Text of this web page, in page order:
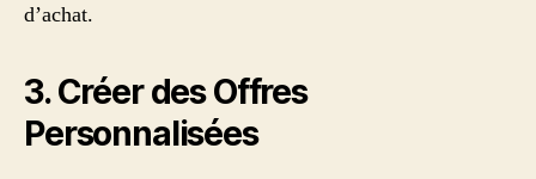
d’achat.
3. Créer des Offres
Personnalisées